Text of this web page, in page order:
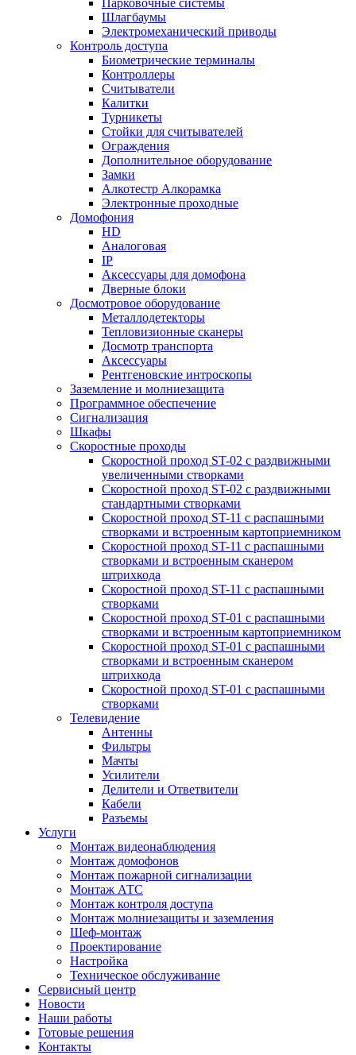
Парковочные системы
Шлагбаумы
Электромеханический приводы
Контроль доступа
Биометрические терминалы
Контроллеры
Считыватели
Калитки
Турникеты
Стойки для считывателей
Ограждения
Дополнительное оборудование
Замки
Алкотестр Алкорамка
Электронные проходные
Домофония
HD
Аналоговая
IP
Аксессуары для домофона
Дверные блоки
Досмотровое оборудование
Металлодетекторы
Тепловизионные сканеры
Досмотр транспорта
Аксессуары
Рентгеновские интроскопы
Заземление и молниезащита
Программное обеспечение
Сигнализация
Шкафы
Скоростные проходы
Скоростной проход ST-02 с раздвижными
увеличенными створками
Скоростной проход ST-02 с раздвижными
стандартными створками
Скоростной проход ST-11 с распашными
створками и встроенным картоприемником
Скоростной проход ST-11 с распашными
створками и встроенным сканером
штрихкода
Скоростной проход ST-11 с распашными
створками
Скоростной проход ST-01 с распашными
створками и встроенным картоприемником
Скоростной проход ST-01 с распашными
створками и встроенным сканером
штрихкода
Скоростной проход ST-01 с распашными
створками
Телевидение
Антенны
Фильтры
Мачты
Усилители
Делители и Ответвители
Кабели
Разъемы
Услуги
Монтаж видеонаблюдения
Монтаж домофонов
Монтаж пожарной сигнализации
Монтаж АТС
Монтаж контроля доступа
Монтаж молниезащиты и заземления
Шеф-монтаж
Проектирование
Настройка
Техническое обслуживание
Сервисный центр
Новости
Наши работы
Готовые решения
Контакты